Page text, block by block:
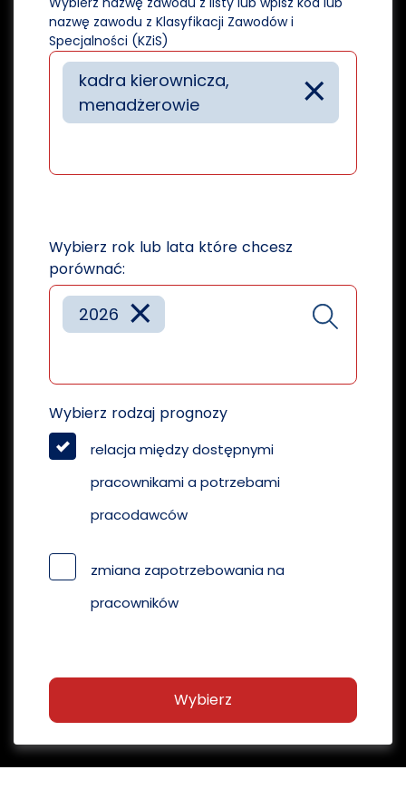
nazwę zawodu z Klasyfikacji Zawodów i
Specjalności (KZiS)
×
kadra kierownicza,
menadżerowie
Wybierz rok lub lata które chcesz
porównać:
×
2026
Wybierz rodzaj prognozy
relacja między dostępnymi
pracownikami a potrzebami
pracodawców
zmiana zapotrzebowania na
pracowników
Wybierz